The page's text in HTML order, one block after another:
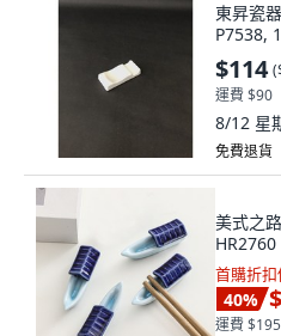
東昇瓷
P7538,
$114 (
運費 $90
8/12 星
免費退貨
美式之
HR2760
首購折扣
40%
運費 $195